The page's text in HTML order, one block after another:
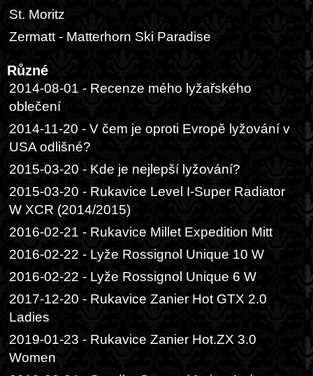
St. Moritz
Zermatt - Matterhorn Ski Paradise
Různé
2014-08-01 - Recenze mého lyžařského
oblečení
2014-11-20 - V čem je oproti Evropě lyžování v
USA odlišné?
2015-03-20 - Kde je nejlepší lyžování?
2015-03-20 - Rukavice Level I-Super Radiator
W XCR (2014/2015)
2016-02-21 - Rukavice Millet Expedition Mitt
2016-02-22 - Lyže Rossignol Unique 10 W
2016-02-22 - Lyže Rossignol Unique 6 W
2017-12-20 - Rukavice Zanier Hot GTX 2.0
Ladies
2019-01-23 - Rukavice Zanier Hot.ZX 3.0
Women